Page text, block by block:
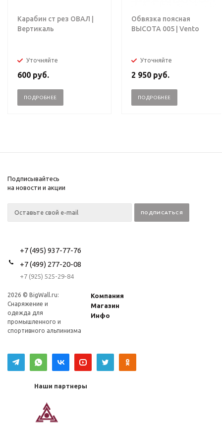
Карабин ст рез ОВАЛ |
Вертикаль
Уточняйте
600 руб.
ПОДРОБНЕЕ
Обвязка поясная
ВЫСОТА 005 | Vento
Уточняйте
2 950 руб.
ПОДРОБНЕЕ
Подписывайтесь
на новости и акции
+7 (495) 937-77-76
+7 (499) 277-20-08
+7 (925) 525-29-84
2026 © BigWall.ru:
Снаряжение и
одежда для
промышленного и
спортивного альпинизма
Компания
Магазин
Инфо
Наши партнеры